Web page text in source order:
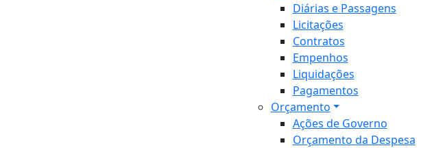
Diárias e Passagens
Licitações
Contratos
Empenhos
Liquidações
Pagamentos
Orçamento
Ações de Governo
Orçamento da Despesa